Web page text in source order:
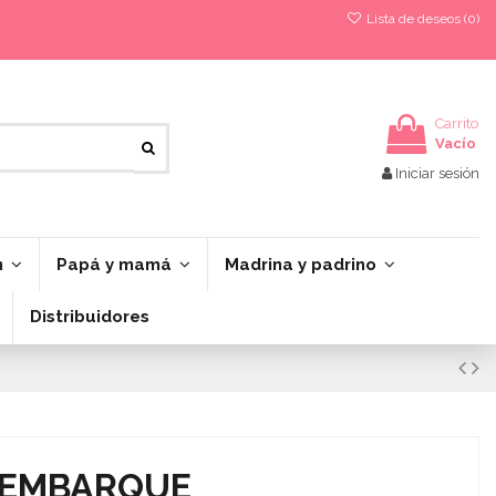
Lista de deseos (0)
Carrito
Vacío
Iniciar sesión
Papá y mamá Madrina y padrino
Distribuidores